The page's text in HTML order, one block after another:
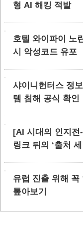
형 AI 해킹 적발
호텔 와이파이 노
시 악성코드 유포
샤이니헌터스 정
템 침해 공식 확인
[AI 시대의 인지전
링크 뒤의 ‘출처 세
유럽 진출 위해 꼭
톺아보기